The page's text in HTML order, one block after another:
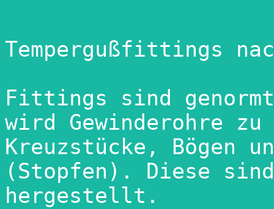
Tempergußfittings
Fittings sind
wird Gewinderohre
Kreuzstücke, Bögen
(Stopfen). Diese
hergestellt.